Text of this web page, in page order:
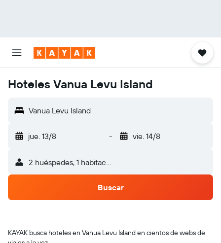
Hoteles Vanua Levu Island
Vanua Levu Island
jue. 13/8 - vie. 14/8
2 huéspedes, 1 habitación
Buscar
KAYAK busca hoteles en Vanua Levu Island en cientos de webs de